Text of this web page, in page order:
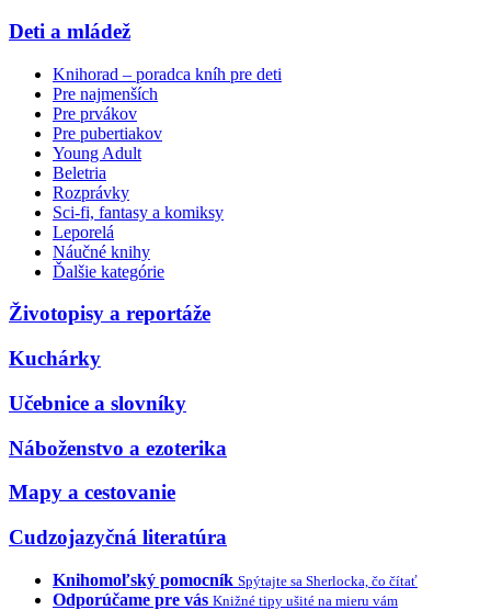
Deti a mládež
Knihorad – poradca kníh pre deti
Pre najmenších
Pre prvákov
Pre pubertiakov
Young Adult
Beletria
Rozprávky
Sci-fi, fantasy a komiksy
Leporelá
Náučné knihy
Ďalšie kategórie
Životopisy a reportáže
Kuchárky
Učebnice a slovníky
Náboženstvo a ezoterika
Mapy a cestovanie
Cudzojazyčná literatúra
Knihomoľský pomocník Spýtajte sa Sherlocka, čo čítať
Odporúčame pre vás Knižné tipy ušité na mieru vám